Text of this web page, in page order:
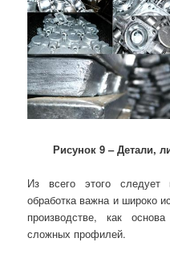
Рисунок 9 – Детали,
Из всего этого следует
обработка важна и широко
производстве, как
сложных профилей.